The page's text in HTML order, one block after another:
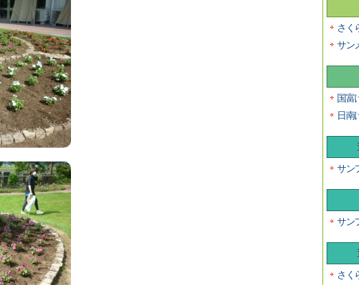
さく
サン
国富
日南
サン
サン
さく